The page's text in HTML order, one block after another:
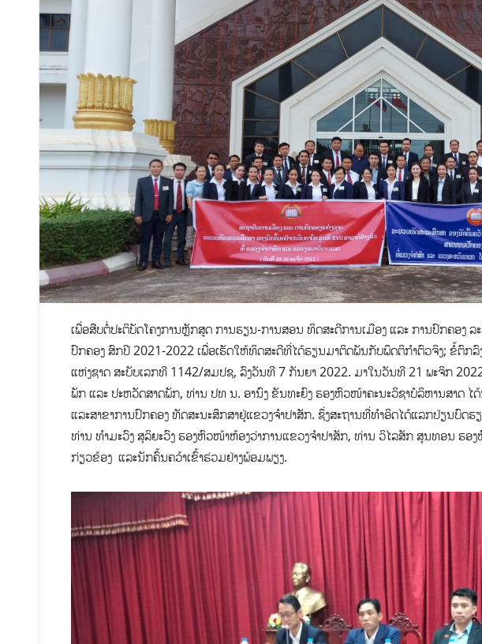
ເພື່ອສືບຕໍ່ປະຕິບັດໂຄງການຫຼັກສູດ ການຮຽນ-ການສອນ ທິດສະດີການເມືອງ ແລະ ການປົກຄອງ ລ
ປົກຄອງ ສົກປີ 2021-2022 ເພື່ອເຮັດໃຫ້ທິດສະດີທີ່ໄດ້ຮຽນມາຕິດພັນກັບພຶດຕິກຳຕົວຈິງ; ຂໍ້ຕົກ
ແຫ່ງຊາດ ສະບັບເລກທີ 1142/ສມປຊ, ລົງວັນທີ 7 ກັນຍາ 2022. ມາໃນວັນທີ 21 ພະຈິກ
ພັກ ແລະ ປະຫວັດສາດພັກ, ທ່ານ ປທ ນ. ອານົງ ຂັນທະຍົງ ຮອງຫົວໜ້າຄະນະວິຊາບໍລິຫານສາດ ໄ
ແລະສາຂາການປົກຄອງ ທັດສະນະສຶກສາຢູ່ແຂວງຈຳປາສັກ. ຊຶ່ງສະຖານທີ່ທຳອິດໄດ້ແລກປ່ຽນບົດ
ທ່ານ ທຳມະວົງ ສຸລິຍະວົງ ຮອງຫົວໜ້າຫ້ອງວ່າການແຂວງຈຳປາສັກ, ທ່ານ ວິໄລສັກ ສູນທອນ ຮອ
ກ່ຽວຂ້ອງ ແລະນັກຄົ້ນຄວ້າເຂົ້າຮ່ວມຢ່າງພ້ອມພຽງ.